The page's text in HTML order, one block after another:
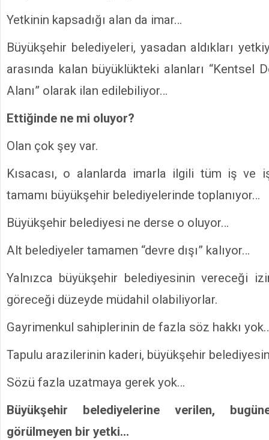
Yetkinin kapsadığı alan da imar…
Büyükşehir belediyeleri, yasadan aldıkları
arasında kalan büyüklükteki alanları “Kentsel
Alanı” olarak ilan edilebiliyor…
Ettiğinde ne mi oluyor?
Olan çok şey var.
Kısacası, o alanlarda imarla ilgili tüm iş ve
tamamı büyükşehir belediyelerinde toplanıyor…
Büyükşehir belediyesi ne derse o oluyor…
Alt belediyeler tamamen “devre dışı” kalıyor…
Yalnızca büyükşehir belediyesinin vereceği
göreceği düzeyde müdahil olabiliyorlar.
Gayrimenkul sahiplerinin de fazla söz hakkı
Tapulu arazilerinin kaderi, büyükşehir
Sözü fazla uzatmaya gerek yok…
Büyükşehir belediyelerine verilen,
görülmeyen bir yetki…